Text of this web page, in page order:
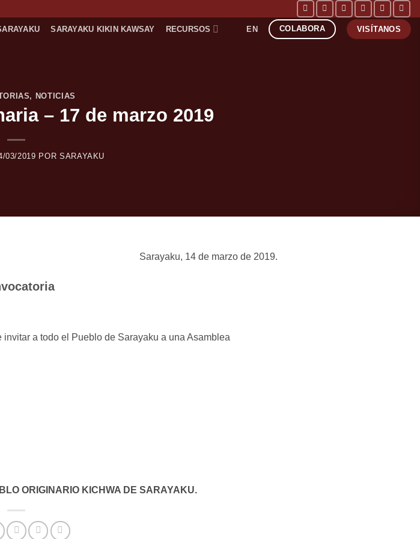
SARAYAKU KIKIN KAWSAY RECURSOS EN COLABORA VISÍTANOS
, NOTICIAS
– 17 de marzo 2019
03/2019 POR SARAYAKU
Sarayaku, 14 de marzo de 2019.
a todo el Pueblo de Sarayaku a una Asamblea
ORIGINARIO KICHWA DE SARAYAKU.